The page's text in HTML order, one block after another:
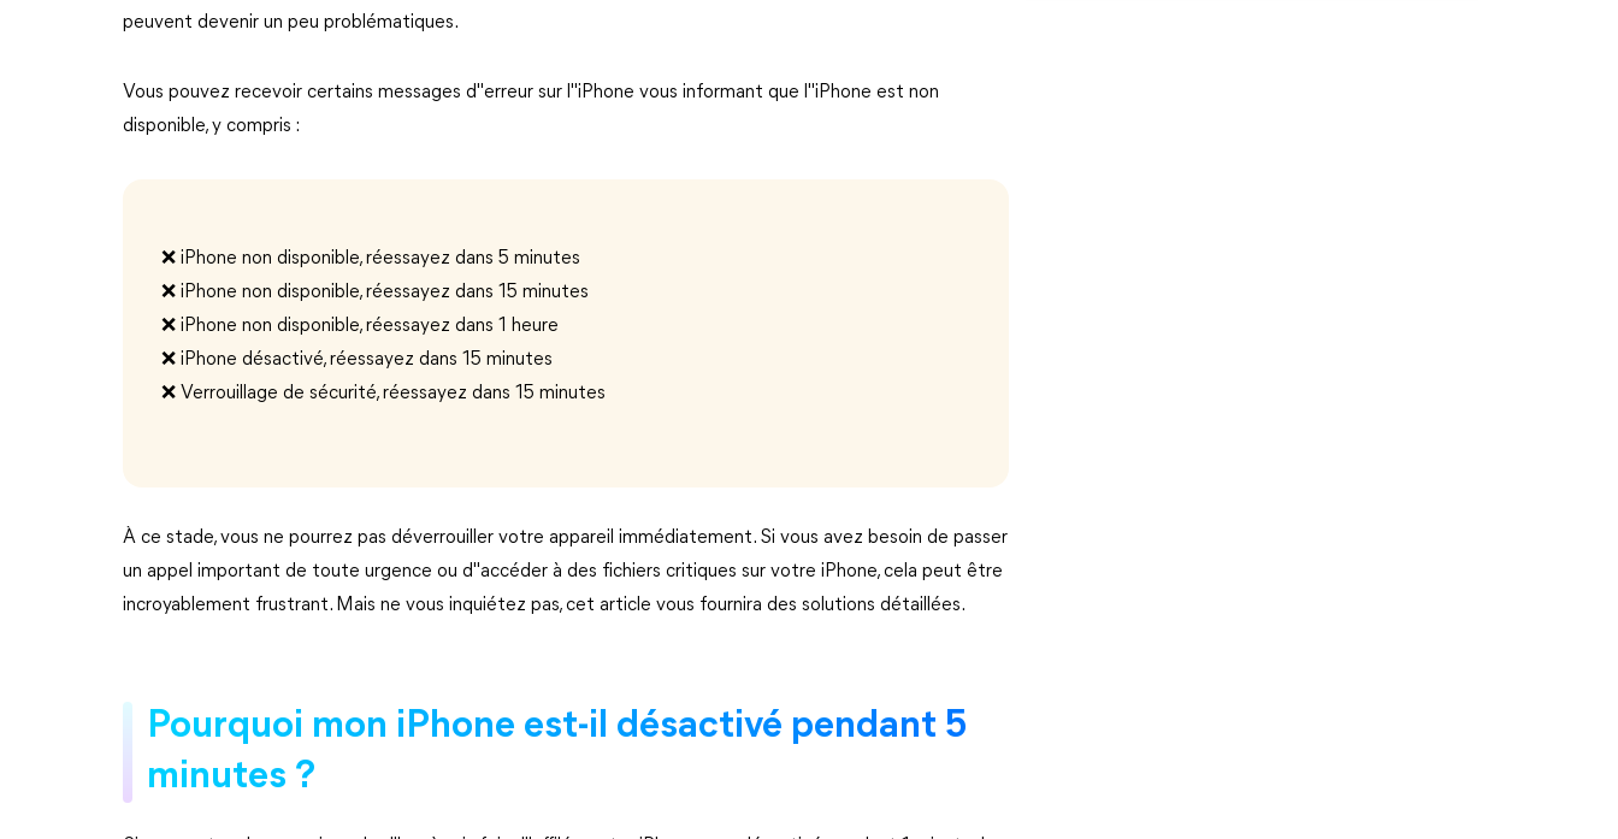
peuvent devenir un peu problématiques.
Vous pouvez recevoir certains messages d"erreur sur l"iPhone vous informant que l"iPhone est non
disponible, y compris :
❌️ iPhone non disponible, réessayez dans 5 minutes
❌️ iPhone non disponible, réessayez dans 15 minutes
❌️ iPhone non disponible, réessayez dans 1 heure
❌️ iPhone désactivé, réessayez dans 15 minutes
❌️ Verrouillage de sécurité, réessayez dans 15 minutes
À ce stade, vous ne pourrez pas déverrouiller votre appareil immédiatement. Si vous avez besoin de passer
un appel important de toute urgence ou d"accéder à des fichiers critiques sur votre iPhone, cela peut être
incroyablement frustrant. Mais ne vous inquiétez pas, cet article vous fournira des solutions détaillées.
Pourquoi mon iPhone est-il désactivé pendant 5
minutes ?